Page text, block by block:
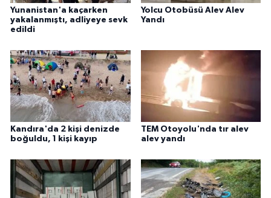
Yunanistan'a kaçarken
yakalanmıştı, adliyeye sevk
edildi
Yolcu Otobüsü Alev Alev
Yandı
Kandıra'da 2 kişi denizde
boğuldu, 1 kişi kayıp
TEM Otoyolu'nda tır alev
alev yandı